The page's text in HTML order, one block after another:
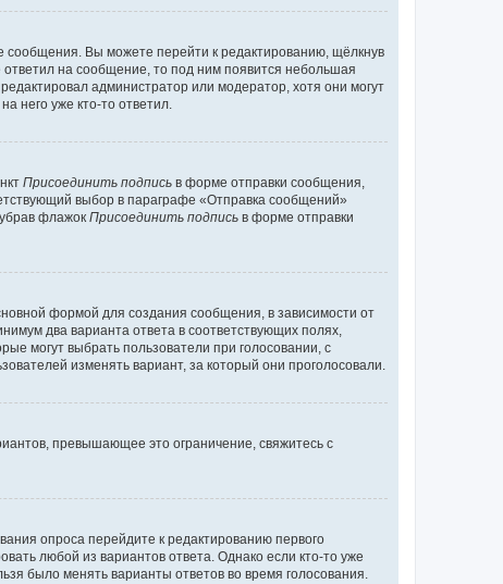
сообщения. Вы можете перейти к редактированию, щёлкнув
ответил на сообщение, то под ним появится небольшая
администратор или модератор, хотя они могут
него уже кто-то ответил.
Присоединить подпись в форме отправки сообщения,
выбор в параграфе «Отправка сообщений»
флажок Присоединить подпись в форме отправки
формой для создания сообщения, в зависимости от
два варианта ответа в соответствующих полях,
могут выбрать пользователи при голосовании, с
изменять вариант, за который они проголосовали.
превышающее это ограничение, свяжитесь с
опроса перейдите к редактированию первого
любой из вариантов ответа. Однако если кто-то уже
было менять варианты ответов во время голосования.